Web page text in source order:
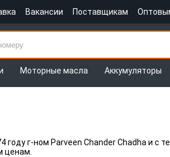
Вакансии Поставщикам
Моторные масла Аккумуляторы
году г-ном Parveen Chander Chadha и с
ценам.